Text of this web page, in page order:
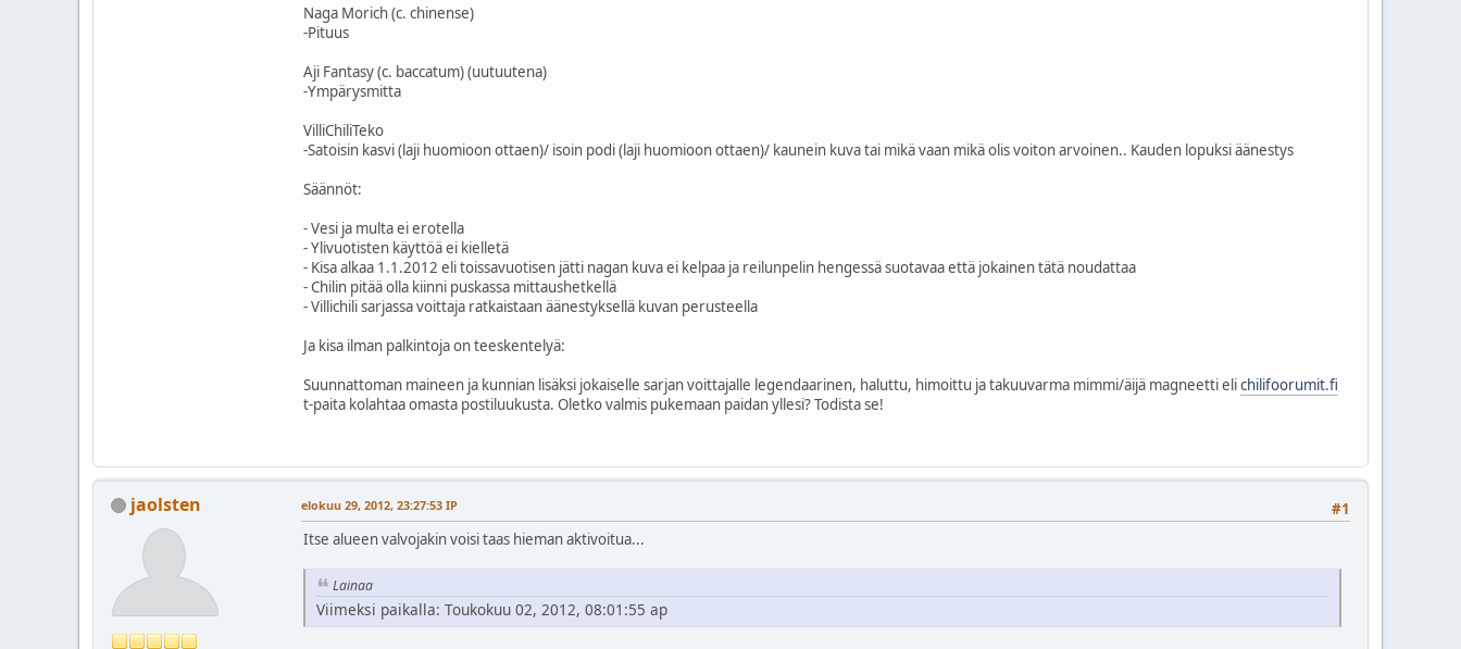
Naga Morich (c. chinense)
-Pituus
Aji Fantasy (c. baccatum) (uutuutena)
-Ympärysmitta
VilliChiliTeko
-Satoisin kasvi (laji huomioon ottaen)/ isoin podi (laji huomioon ottaen)/ kaunein kuva tai mikä vaan mikä olis voiton arvoinen.. Kauden lopuksi äänestys
Säännöt:
- Vesi ja multa ei erotella
- Ylivuotisten käyttöä ei kielletä
- Kisa alkaa 1.1.2012 eli toissavuotisen jätti nagan kuva ei kelpaa ja reilunpelin hengessä suotavaa että jokainen tätä noudattaa
- Chilin pitää olla kiinni puskassa mittaushetkellä
- Villichili sarjassa voittaja ratkaistaan äänestyksellä kuvan perusteella
Ja kisa ilman palkintoja on teeskentelyä:
Suunnattoman maineen ja kunnian lisäksi jokaiselle sarjan voittajalle legendaarinen, haluttu, himoittu ja takuuvarma mimmi/äijä magneetti elichilifoorumit.fi
t-paita kolahtaa omasta postiluukusta. Oletko valmis pukemaan paidan yllesi? Todista se!
jaolsten #1
elokuu 29, 2012, 23:27:53 IP
Itse alueen valvojakin voisi taas hieman aktivoitua...
Lainaa
Viimeksi paikalla: Toukokuu 02, 2012, 08:01:55 ap